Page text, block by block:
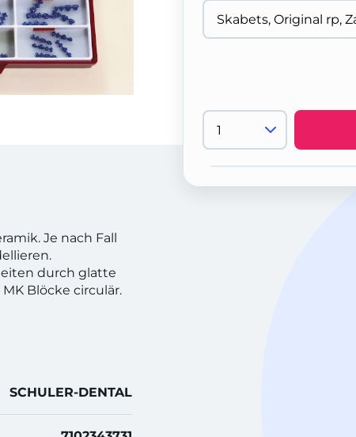
Je nach Fall
durch glatte
Blöcke circulär.
SCHULER-DENTAL